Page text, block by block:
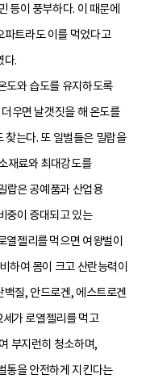
등이 풍부하다. 이 때문에
파트라도 이를 먹었다고
다.
도와 습도를 유지하도록
우면 날갯짓을 해 온도를
찾는다. 또 일벌들은 밀랍을
재료와 최대강도를
랍은 공예품과 산업용
중이 증대되고 있는
열젤리를 먹으면 여왕벌이
하여 몸이 크고 산란능력이
질, 안드로겐, 에스트로겐
가 로열젤리를 먹고
부지런히 청소하며,
통을 안전하게 지킨다는